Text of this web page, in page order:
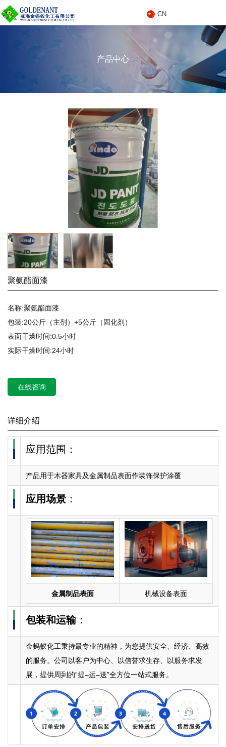
C
CN
产品中心
产品中心
聚氨酯面漆
名称:聚氨酯面漆
包装:20公斤（主剂）+5公斤（固化剂）
表面干燥时间:0.5小时
实际干燥时间:24小时
在线咨询
详细介绍
应用范围：
产品用于木器家具及金属制品表面作装饰保护涂覆
应用场景 ：
金属制品表面 机械设备表面
包装和运输：
金蚂蚁化工秉持最专业的精神，为您提供安全、经济、高效
的服务。公司以客户为中心、以信誉求生存、以服务求发
展，提供周到的“提–运–送”全方位一站式服务。